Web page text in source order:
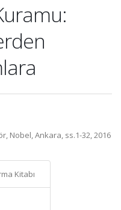
Nobel, Ankara, ss.1-32, 2016
Kitabı